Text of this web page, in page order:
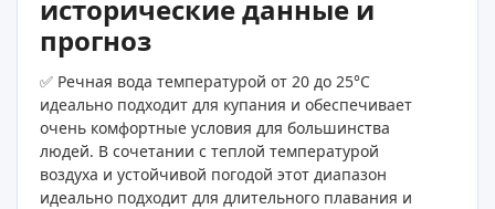
исторические данные и
прогноз
✅ Речная вода температурой от 20 до 25°C
идеально подходит для купания и обеспечивает
очень комфортные условия для большинства
людей. В сочетании с теплой температурой
воздуха и устойчивой погодой этот диапазон
идеально подходит для длительного плавания и